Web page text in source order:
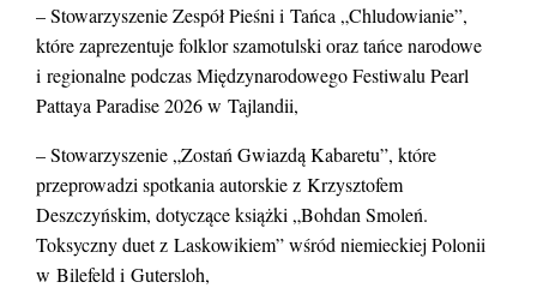
– Stowarzyszenie Zespół Pieśni i Tańca „Chludowianie”,
które zaprezentuje folklor szamotulski oraz tańce narodowe
i regionalne podczas Międzynarodowego Festiwalu Pearl
Pattaya Paradise 2026 w Tajlandii,
– Stowarzyszenie „Zostań Gwiazdą Kabaretu”, które
przeprowadzi spotkania autorskie z Krzysztofem
Deszczyńskim, dotyczące książki „Bohdan Smoleń.
Toksyczny duet z Laskowikiem” wśród niemieckiej Polonii
w Bilefeld i Gutersloh,